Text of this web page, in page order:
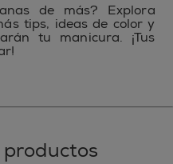
de más? Explora
tips, ideas de color y
tu manicura. ¡Tus